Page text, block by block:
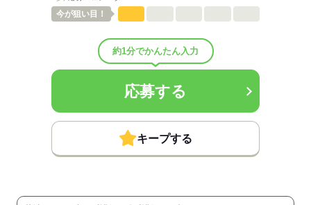
研修費用補助（年に2回、上限10万円まで）
食事手当
◆オンコール手当7000円/回に加え
出動手当3500円/回を支給
経験や前職の給与額などに基づいて算出します
■受動喫煙防止措置：
敷地内禁煙
今が狙い目！
約1分でかんたん入力
応募する
キープする